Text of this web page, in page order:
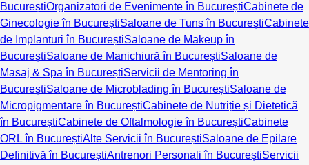
BucureștiOrganizatori de Evenimente în BucureștiCabinete de
Ginecologie în BucureștiSaloane de Tuns în BucureștiCabinete
de Implanturi în BucureștiSaloane de Makeup în
BucureștiSaloane de Manichiură în BucureștiSaloane de
Masaj & Spa în BucureștiServicii de Mentoring în
BucureștiSaloane de Microblading în BucureștiSaloane de
Micropigmentare în BucureștiCabinete de Nutriție și Dietetică
în BucureștiCabinete de Oftalmologie în BucureștiCabinete
ORL în BucureștiAlte Servicii în BucureștiSaloane de Epilare
Definitivă în BucureștiAntrenori Personali în BucureștiServicii